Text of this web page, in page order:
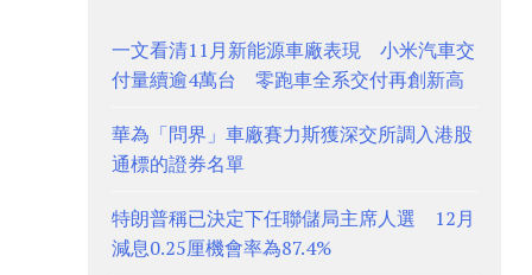
一文看清11月新能源車廠表現 小米汽車交
付量續逾4萬台 零跑車全系交付再創新高
華為「問界」車廠賽力斯獲深交所調入港股
通標的證券名單
特朗普稱已決定下任聯儲局主席人選 12月
減息0.25厘機會率為87.4%